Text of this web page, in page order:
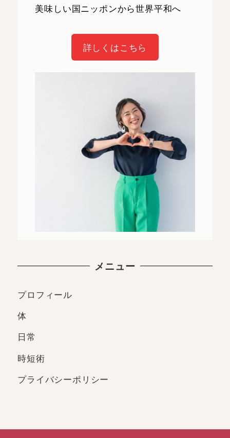
美味しい国ニッポンから世界平和へ
詳しくはこちら
メニュー
プロフィール
体
日常
時短術
プライバシーポリシー